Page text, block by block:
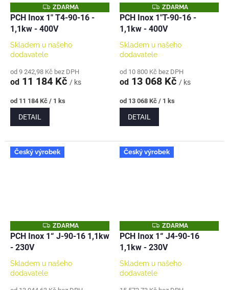
Z
D
A
R
A
ZDARMA
PCH Inox 1" T4-90-16 -
1,1kw - 400V
Skladem u našeho
dodavatele
od 9 242,98 Kč bez DPH
od 11 184 Kč / ks
Měrná
cena:
od 11 184 Kč / 1 ks
DETAIL
Z
D
A
R
A
ZDARMA
PCH Inox 1"T-90-16 -
1,1kw - 400V
Skladem u našeho
dodavatele
od 10 800 Kč bez DPH
od 13 068 Kč / ks
Měrná
cena:
od 13 068 Kč / 1 ks
DETAIL
Český výrobek
Z
D
A
A
ZDARMA
PCH Inox 1“ J-90-16 1,1kw
- 230V
Skladem u našeho
dodavatele
Český výrobek
Z
D
A
R
A
ZDARMA
PCH Inox 1“ J4-90-16
1,1kw - 230V
Skladem u našeho
dodavatele